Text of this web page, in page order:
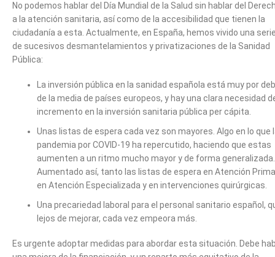
No podemos hablar del Día Mundial de la Salud sin hablar del
a la atención sanitaria, así como de la accesibilidad que tienen la
ciudadanía a esta. Actualmente, en España, hemos vivido una
de sucesivos desmantelamientos y privatizaciones de la Sanidad
Pública:
La inversión pública en la sanidad española está muy por
de la media de países europeos, y hay una clara necesidad
incremento en la inversión sanitaria pública per cápita.
Unas listas de espera cada vez son mayores. Algo en lo que
pandemia por COVID-19 ha repercutido, haciendo que estas
aumenten a un ritmo mucho mayor y de forma generalizada.
Aumentado así, tanto las listas de espera en Atención
en Atención Especializada y en intervenciones quirúrgicas.
Una precariedad laboral para el personal sanitario español,
lejos de mejorar, cada vez empeora más.
Es urgente adoptar medidas para abordar esta situación. Debe